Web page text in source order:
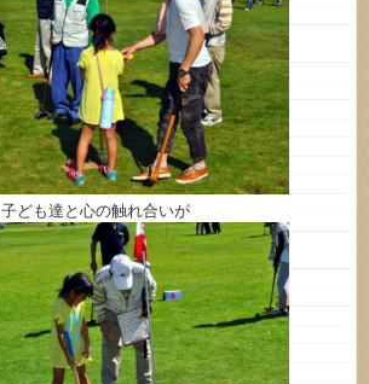
子ども達と心の触れ合いが